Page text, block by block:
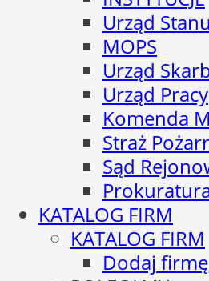
Urząd
MOPS
Urząd
Urząd Pracy
Komenda
Straż
Sąd
KATALOG FIRM
KATALOG FIRM
Dodaj